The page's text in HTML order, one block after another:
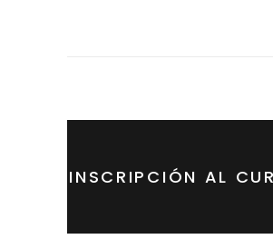
INSCRIPCIÓN AL